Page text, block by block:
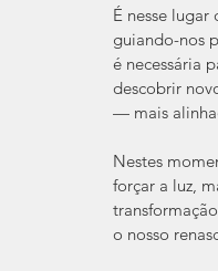
É nesse
guiando-nos
é necessária
descobrir
— mais
Nestes
forçar a luz,
o nosso